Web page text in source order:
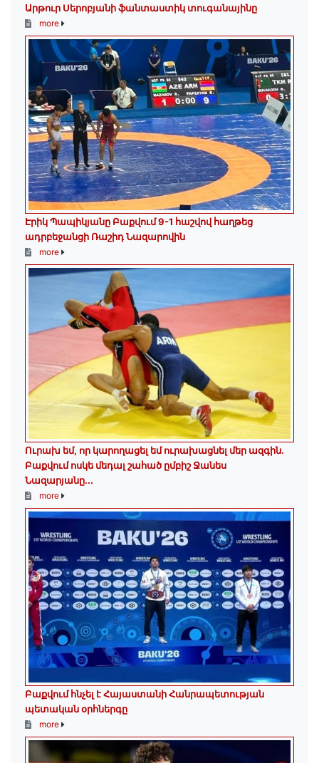
Արթուր Սերոբյանի ֆանտաստիկ տուգանայինը
more
Էրիկ Պապիկյանը Բաքվում 9-1 հաշվով հաղթեց
ադրբեջանցի Ռաշիդ Նազարովին
more
Ուրախ եմ, որ կարողացել եմ ուրախացնել մեր ազգին.
Բաքվում ոսկե մեդալ շահած ըմբիշ Ջանես
Նազարյանը...
more
Բաքվում հնչել է Հայաստանի Հանրապետության
պետական օրհներգը
more